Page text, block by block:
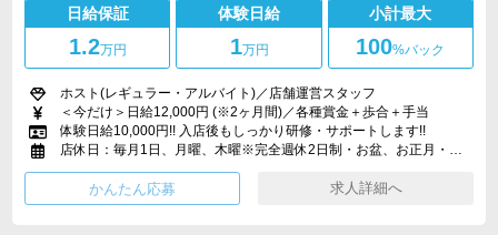
日給保証
1.2万円
体験日給
1万円
小計最大
100%バック
ホスト(レギュラー・アルバイト)／店舗運営スタッフ
＜今だけ＞日給12,000円 (※2ヶ月間)／各種賞金＋歩合＋手当
体験日給10,000円!! 入店後もしっかり研修・サポートします!!
店休日：毎月1日、月曜、木曜※完全週休2日制・お盆、お正月・リフレッシュ休暇・有給休暇制度あり
求人詳細へ